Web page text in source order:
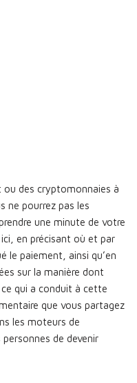
ou des cryptomonnaies à
ne pourrez pas les
une minute de votre
en précisant où et par
le paiement, ainsi qu’en
sur la manière dont
qui a conduit à cette
que vous partagez
les moteurs de
de devenir